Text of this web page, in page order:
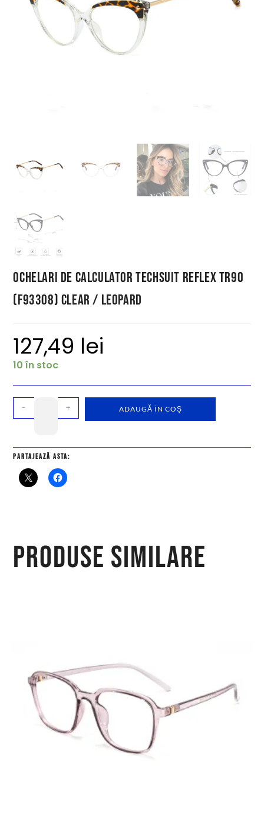
Ochelari de Calculator Techsuit Reflex TR90
(F93308) Clear / Leopard
127,49 lei
10 în stoc
- + ADAUGĂ ÎN COȘ
Partajează asta:
Produse similare